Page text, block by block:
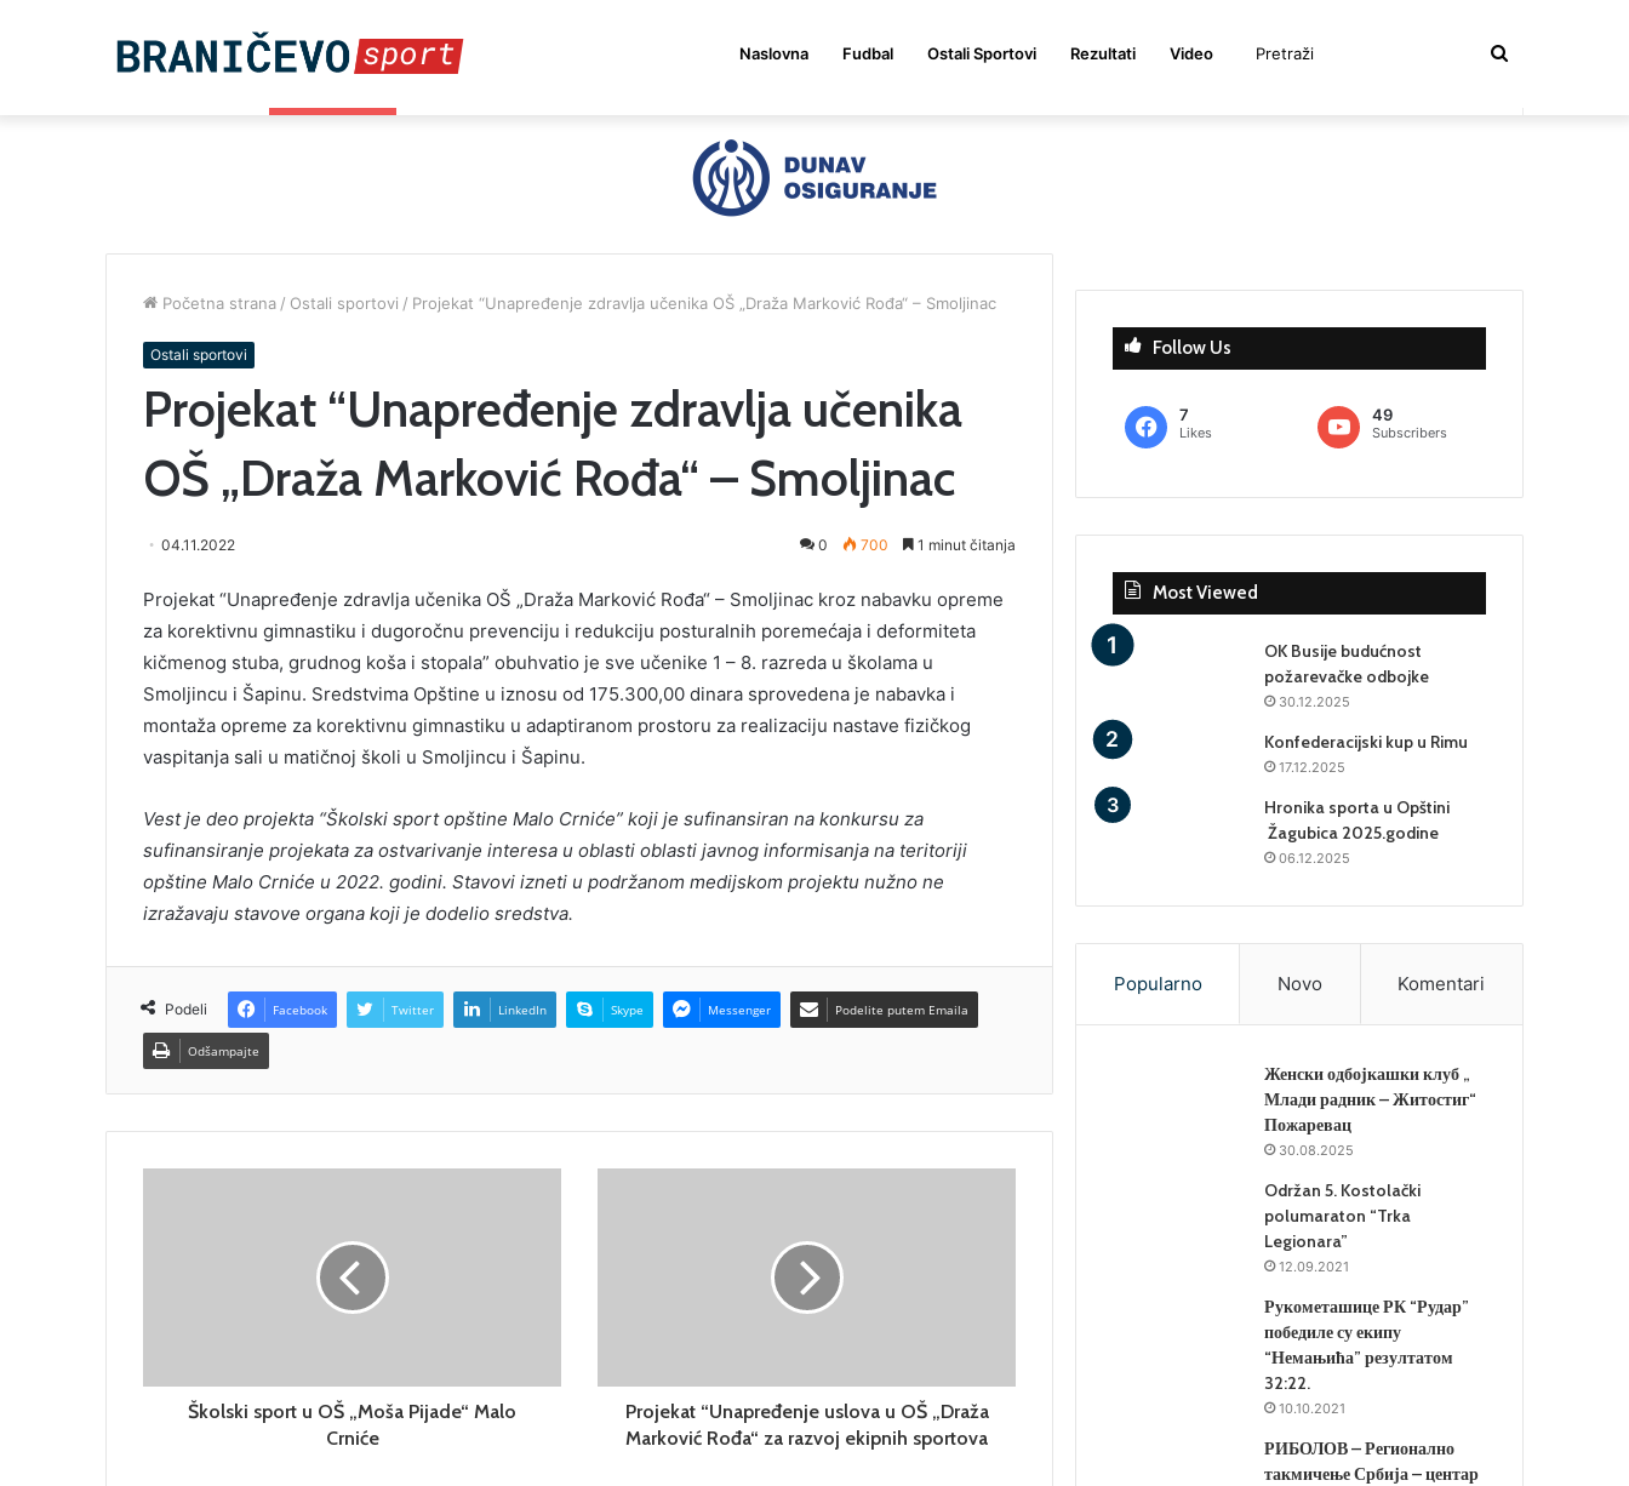
Naslovna Fudbal Ostali Sportovi Rezultati Video Pretraži
Početna strana / Ostali sportovi / Projekat “Unapređenje zdravlja učenika OŠ „Draža Marković Rođa“ – Smoljinac
Ostali sportovi
Projekat “Unapređenje zdravlja učenika
OŠ „Draža Marković Rođa“ – Smoljinac
04.11.2022 0 700 1 minut čitanja
Projekat “Unapređenje zdravlja učenika OŠ „Draža Marković Rođa“ – Smoljinac kroz nabavku opreme
za korektivnu gimnastiku i dugoročnu prevenciju i redukciju posturalnih poremećaja i deformiteta
kičmenog stuba, grudnog koša i stopala” obuhvatio je sve učenike 1 – 8. razreda u školama u
Smoljincu i Šapinu. Sredstvima Opštine u iznosu od 175.300,00 dinara sprovedena je nabavka i
montaža opreme za korektivnu gimnastiku u adaptiranom prostoru za realizaciju nastave fizičkog
vaspitanja sali u matičnoj školi u Smoljincu i Šapinu.
Vest je deo projekta “Školski sport opštine Malo Crniće” koji je sufinansiran na konkursu za
sufinansiranje projekata za ostvarivanje interesa u oblasti oblasti javnog informisanja na teritoriji
opštine Malo Crniće u 2022. godini. Stavovi izneti u podržanom medijskom projektu nužno ne
izražavaju stavove organa koji je dodelio sredstva.
Podeli Facebook Twitter LinkedIn Skype Messenger Podelite putem Emaila
Odšampajte
Školski sport u OŠ „Moša Pijade“ Malo
Crniće
Projekat “Unapređenje uslova u OŠ „Draža
Marković Rođa“ za razvoj ekipnih sportova
Follow Us
7
Likes
49
Subscribers
Most Viewed
OK Busije budućnost
požarevačke odbojke
30.12.2025
Konfederacijski kup u Rimu
17.12.2025
Hronika sporta u Opštini
Žagubica 2025.godine
06.12.2025
Popularno Novo Komentari
Женски одбојкашки клуб „
Млади радник – Житостиг“
Пожаревац
30.08.2025
Održan 5. Kostolački
polumaraton “Trka
Legionara”
12.09.2021
Рукометашице РК “Рудар”
победиле су екипу
“Немањића” резултатом
32:22.
10.10.2021
РИБОЛОВ – Регионално
такмичење Србија – центар